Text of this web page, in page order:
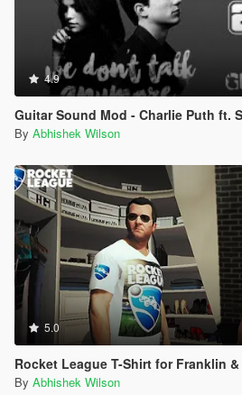
4.9
Guitar Sound Mod - Charlie Puth ft. Selena
By Abhishek Wilson
5.0
Rocket League T-Shirt for Franklin
By Abhishek Wilson